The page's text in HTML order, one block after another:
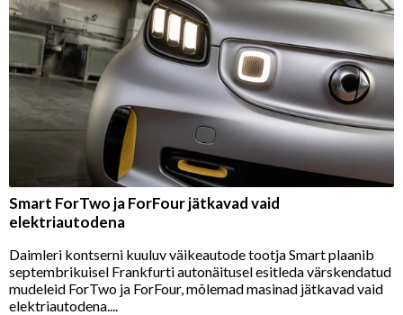
Smart ForTwo ja ForFour jätkavad vaid
elektriautodena
Daimleri kontserni kuuluv väikeautode tootja Smart plaanib
septembrikuisel Frankfurti autonäitusel esitleda värskendatud
mudeleid ForTwo ja ForFour, mõlemad masinad jätkavad vaid
elektriautodena....